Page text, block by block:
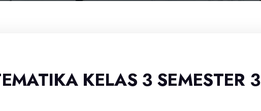
KELAS 3 SEMESTER